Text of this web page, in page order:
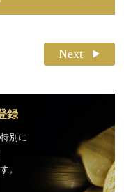
Next
録
別に
。